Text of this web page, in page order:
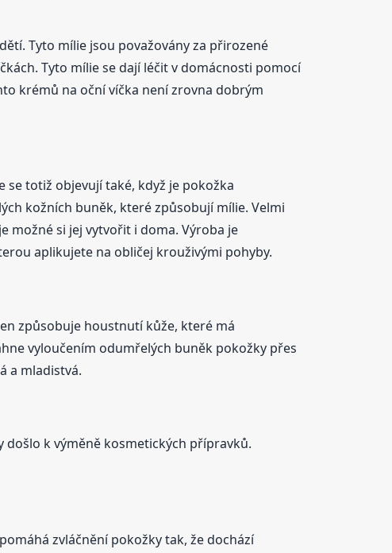
Tyto mílie jsou považovány za přirozené
Tyto mílie se dají léčit v domácnosti pomocí
krémů na oční víčka není zrovna dobrým
totiž objevují také, když je pokožka
kožních buněk, které způsobují mílie. Velmi
možné si jej vytvořit i doma. Výroba je
aplikujete na obličej krouživými pohyby.
způsobuje houstnutí kůže, které má
vyloučením odumřelých buněk pokožky přes
a mladistvá.
došlo k výměně kosmetických přípravků.
zvláčnění pokožky tak, že dochází